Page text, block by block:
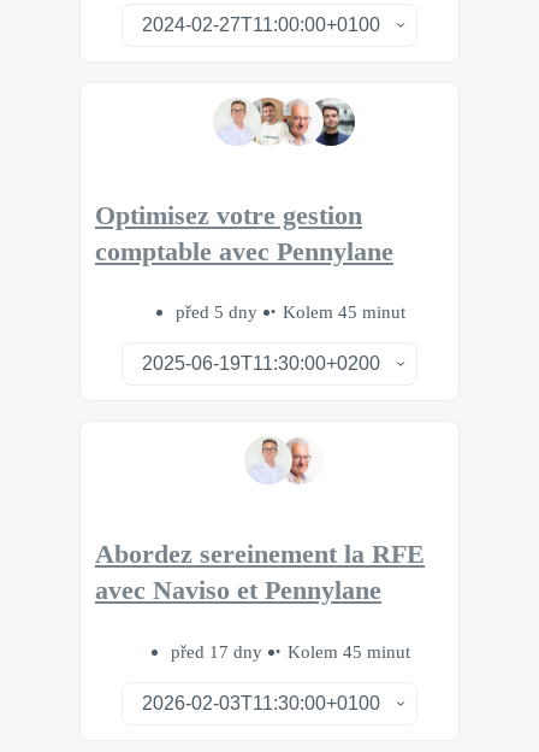
Optimisez votre gestion
comptable avec Pennylane
před 5 dny Kolem 45 minut
Abordez sereinement la RFE
avec Naviso et Pennylane
před 17 dny Kolem 45 minut